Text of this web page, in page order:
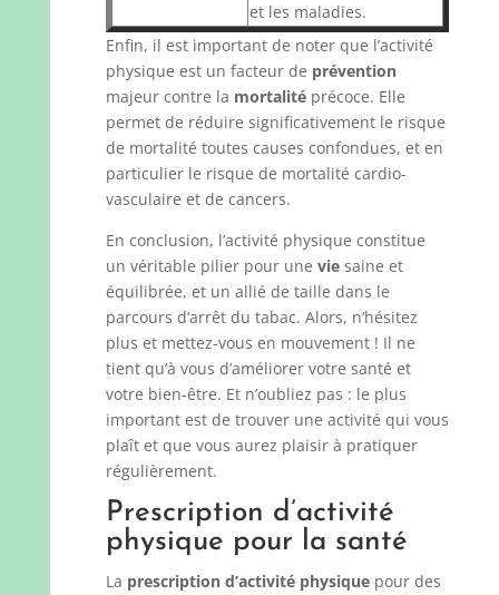
et les maladies.
Enfin, il est important de noter que l’activité
physique est un facteur de prévention
majeur contre la mortalitéprécoce. Elle
permet de réduire significativement le risque
de mortalité toutes causes confondues, et en
particulier le risque de mortalité cardio-
vasculaire et de cancers.
En conclusion, l’activité physique constitue
un véritable pilier pour une viesaine et
équilibrée, et un allié de taille dans le
parcours d’arrêt du tabac. Alors, n’hésitez
plus et mettez-vous en mouvement ! Il ne
tient qu’à vous d’améliorer votre santé et
votre bien-être. Et n’oubliez pas : le plus
important est de trouver une activité qui vous
plaît et que vous aurez plaisir à pratiquer
régulièrement.
Prescription d’activité
physique pour la santé
La prescription d’activité physiquepour des